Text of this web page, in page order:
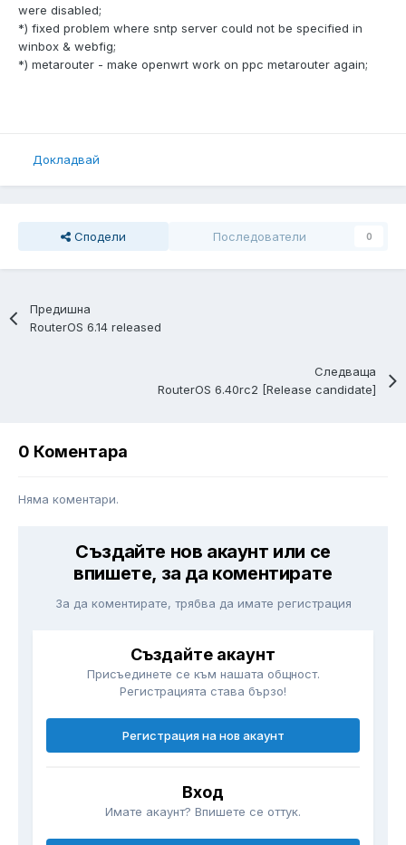
were disabled;
*) fixed problem where sntp server could not be specified in
winbox & webfig;
*) metarouter - make openwrt work on ppc metarouter again;
Докладвай
Сподели Последователи 0
Предишна
RouterOS 6.14 released
Следваща
RouterOS 6.40rc2 [Release candidate]
0 Коментара
Няма коментари.
Създайте нов акаунт или се
впишете, за да коментирате
За да коментирате, трябва да имате регистрация
Създайте акаунт
Присъединете се към нашата общност.
Регистрацията става бързо!
Регистрация на нов акаунт
Вход
Имате акаунт? Впишете се оттук.